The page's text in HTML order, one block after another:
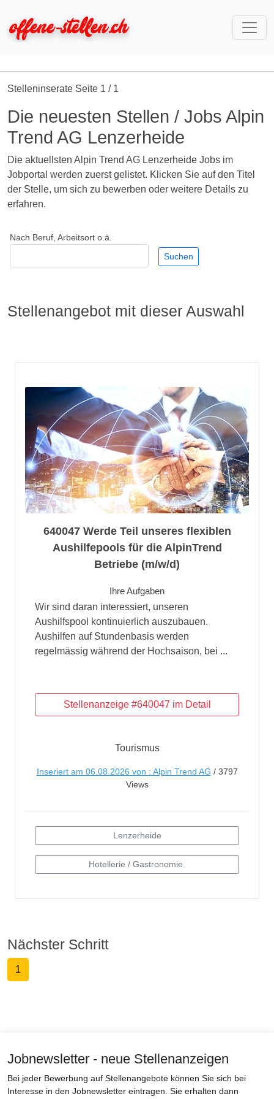
Stelleninserate Seite 1 / 1
Die neuesten Stellen / Jobs Alpin
Trend AG Lenzerheide
Die aktuellsten Alpin Trend AG Lenzerheide Jobs im
Jobportal werden zuerst gelistet. Klicken Sie auf den Titel
der Stelle, um sich zu bewerben oder weitere Details zu
erfahren.
Nach Beruf, Arbeitsort o.ä.
Stellenangebot mit dieser Auswahl
640047 Werde Teil unseres flexiblen
Aushilfepools für die AlpinTrend
Betriebe (m/w/d)
Ihre Aufgaben
Wir sind daran interessiert, unseren
Aushilfspool kontinuierlich auszubauen.
Aushilfen auf Stundenbasis werden
regelmässig während der Hochsaison, bei ...
Tourismus
Inseriert am 06.08.2026 von : Alpin Trend AG / 3797
Views
Nächster Schritt
1
Jobnewsletter - neue Stellenanzeigen
Bei jeder Bewerbung auf Stellenangebote können Sie sich bei
Interesse in den Jobnewsletter eintragen. Sie erhalten dann